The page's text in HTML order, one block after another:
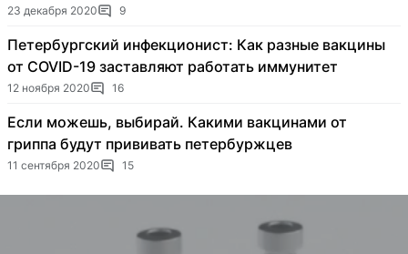
23 декабря 2020 9
Петербургский инфекционист: Как разные вакцины
от COVID-19 заставляют работать иммунитет
12 ноября 2020 16
Если можешь, выбирай. Какими вакцинами от
гриппа будут прививать петербуржцев
11 сентября 2020 15